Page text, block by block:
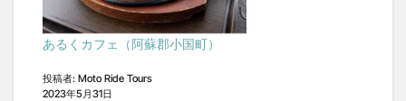
あるくカフェ（阿蘇郡小国町）
投稿者: Moto Ride Tours
2023年5月31日